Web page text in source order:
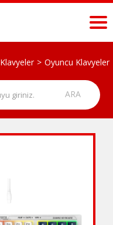
Klavyeler Oyuncu Klavyeler